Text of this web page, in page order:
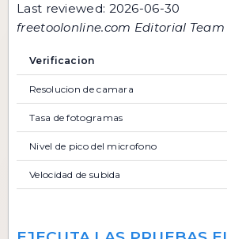
Last reviewed: 2026-06-30
freetoolonline.com Editorial Team
Verificacion
Resolucion de camara
Tasa de fotogramas
Nivel de pico del microfono
Velocidad de subida